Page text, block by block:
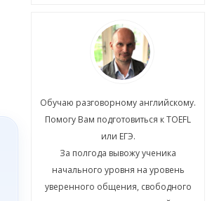
Обучаю разговорному английскому.
Помогу Вам подготовиться к TOEFL
или ЕГЭ.
За полгода вывожу ученика
начального уровня на уровень
уверенного общения, свободного